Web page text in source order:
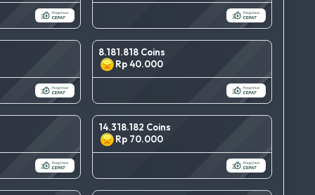
8.181.818 Coins
Rp 40.000
14.318.182 Coins
Rp 70.000